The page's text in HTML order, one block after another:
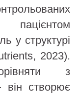
у структурі
2023).
з
створює